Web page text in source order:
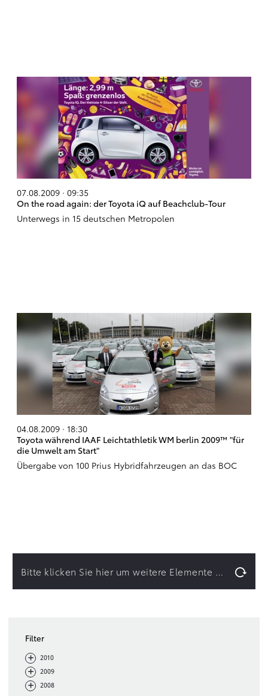
07.08.2009 · 09:35
On the road again: der Toyota iQ auf Beachclub-Tour
Unterwegs in 15 deutschen Metropolen
04.08.2009 · 18:30
Toyota während IAAF Leichtathletik WM berlin 2009™ "für
die Umwelt am Start"
Übergabe von 100 Prius Hybridfahrzeugen an das BOC
Bitte klicken Sie hier um weitere Elemente zu laden.
Filter
+- 2010
+- 2009
+- 2008